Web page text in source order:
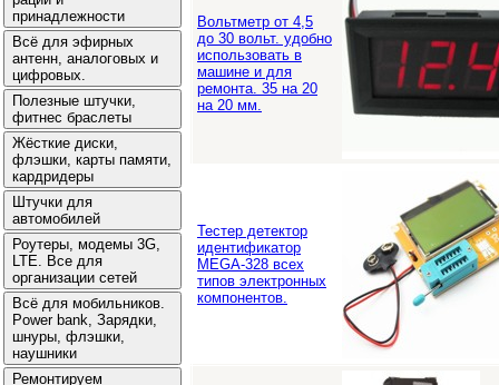
Вольтметр от 4,5
до 30 вольт. удобно
использовать в
машине и для
ремонта. 35 на 20
на 20 мм.
Тестер детектор
идентификатор
MEGA-328 всех
типов электронных
компонентов.